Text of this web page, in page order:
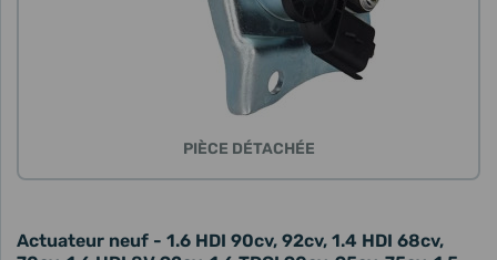
PIÈCE DÉTACHÉE
Actuateur neuf - 1.6 HDI 90cv, 92cv, 1.4 HDI 68cv,